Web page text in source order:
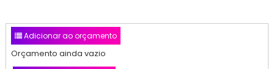
Adicionar ao orçamento
Orçamento ainda vazio